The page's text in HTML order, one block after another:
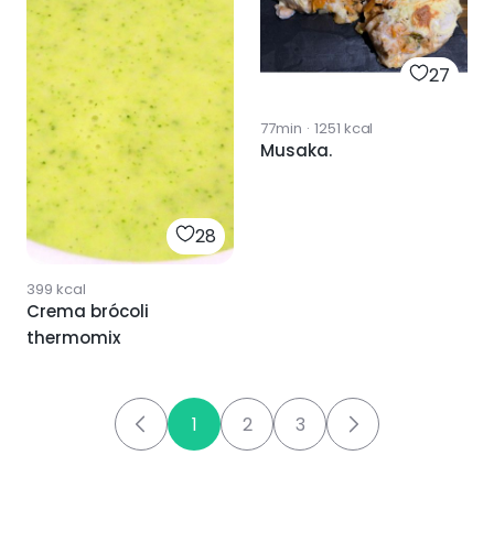
28
399 kcal
Crema brócoli
thermomix
27
77min · 1251 kcal
Musaka.
1 2 3